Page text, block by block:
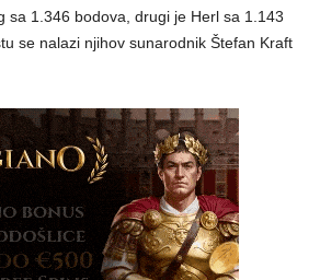
sa 1.346 bodova, drugi je Herl sa 1.143
se nalazi njihov sunarodnik Štefan Kraft